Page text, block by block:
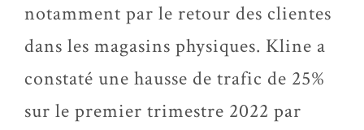
notamment par le retour des clientes
dans les magasins physiques. Kline a
constaté une hausse de trafic de 25%
sur le premier trimestre 2022 par